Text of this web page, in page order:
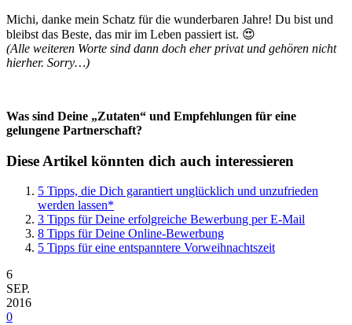
Michi, danke mein Schatz für die wunderbaren Jahre! Du bist und
bleibst das Beste, das mir im Leben passiert ist. 😍
(Alle weiteren Worte sind dann doch eher privat und gehören nicht
hierher. Sorry…)
Was sind Deine „Zutaten“ und Empfehlungen für eine
gelungene Partnerschaft?
Diese Artikel könnten dich auch interessieren
5 Tipps, die Dich garantiert unglücklich und unzufrieden
werden lassen*
3 Tipps für Deine erfolgreiche Bewerbung per E-Mail
8 Tipps für Deine Online-Bewerbung
5 Tipps für eine entspanntere Vorweihnachtszeit
6
SEP.
2016
0